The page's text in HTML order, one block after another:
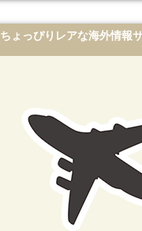
ちょっぴりレアな海外情